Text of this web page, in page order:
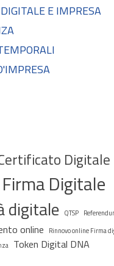
E IMPRESA
Digitale
Firma Digitale
digitale QTSP
online Rinnovo online Firma
Token Digital DNA